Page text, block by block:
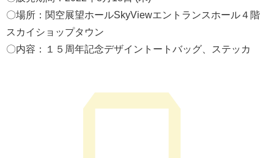
〇場所：関空展望ホールSkyViewエントランスホール４階
スカイショップタウン
〇内容：１５周年記念デザイントートバッグ、ステッカ